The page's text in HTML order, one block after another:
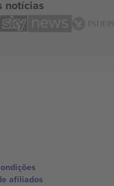
notícias
afiliados